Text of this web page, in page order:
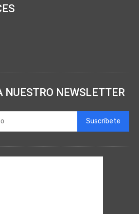
NUESTRO NEWSLETTER
Suscríbete